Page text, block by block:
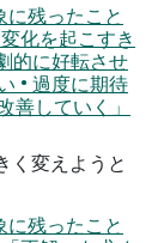
残ったこと
化を起こすき
的に好転させ
• 過度に期待
善していく」
く変えようと
残ったこと